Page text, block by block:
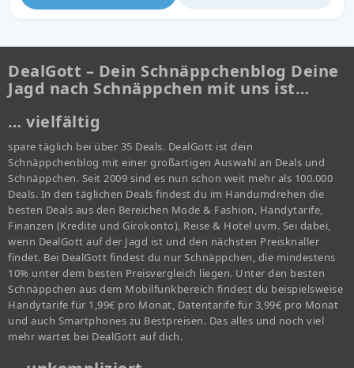
DealGott – Dein Schnäppchenblog Deine
Jagd nach Schnäppchen mit uns ist…
… vielfältig
spare täglich bei über 35 Deals. DealGott ist dein
Schnäppchenblog mit einer großartigen Auswahl an Deals und
Schnäppchen. Seit 2009 sind es nun schon weit mehr als 100.000
Deals. In den täglichen Deals findest du im Handumdrehen die
besten Deals aus den Bereichen Mode & Fashion, Handytarife,
Finanzen (Kredite und Girokonto), Reise & Hotel uvm. Sei dabei,
wenn DealGott auf der Jagd ist und den nächsten Preisknaller
findet. Bei DealGott findest du nur Schnäppchen, die mindestens
10% unter dem besten Preisvergleich liegen. Unter den besten
Schnäppchen aus dem Mobilfunkbereich findest du beispielsweise
Handytarife für 1,99€ pro Monat, Datentarife für 3,99€ pro Monat
und auch Smartphones zu Bestpreisen. Das alles und noch viel
mehr wartet bei DealGott auf dich.